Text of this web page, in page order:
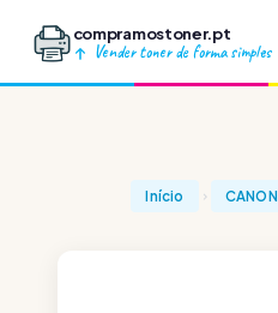
compramostoner.pt
Vender toner de forma simples
Início CANON